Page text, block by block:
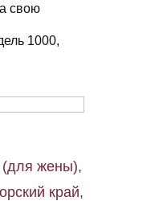
свою
1000,
(для жены),
край,